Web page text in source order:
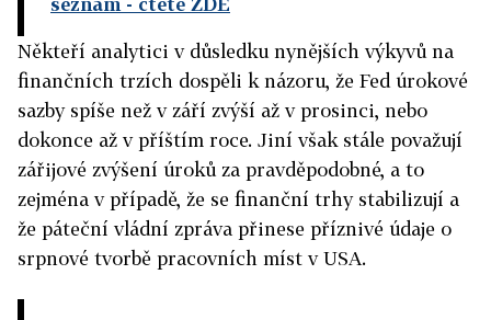
Někteří analytici v důsledku nynějších výkyvů na
finančních trzích dospěli k názoru, že Fed úrokové
sazby spíše než v září zvýší až v prosinci, nebo
dokonce až v příštím roce. Jiní však stále považují
zářijové zvýšení úroků za pravděpodobné, a to
zejména v případě, že se finanční trhy stabilizují a
že páteční vládní zpráva přinese příznivé údaje o
srpnové tvorbě pracovních míst v USA.